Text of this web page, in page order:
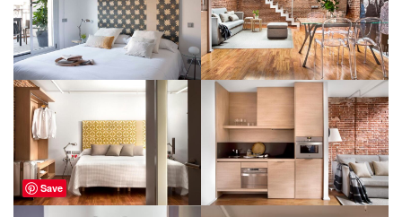
Save